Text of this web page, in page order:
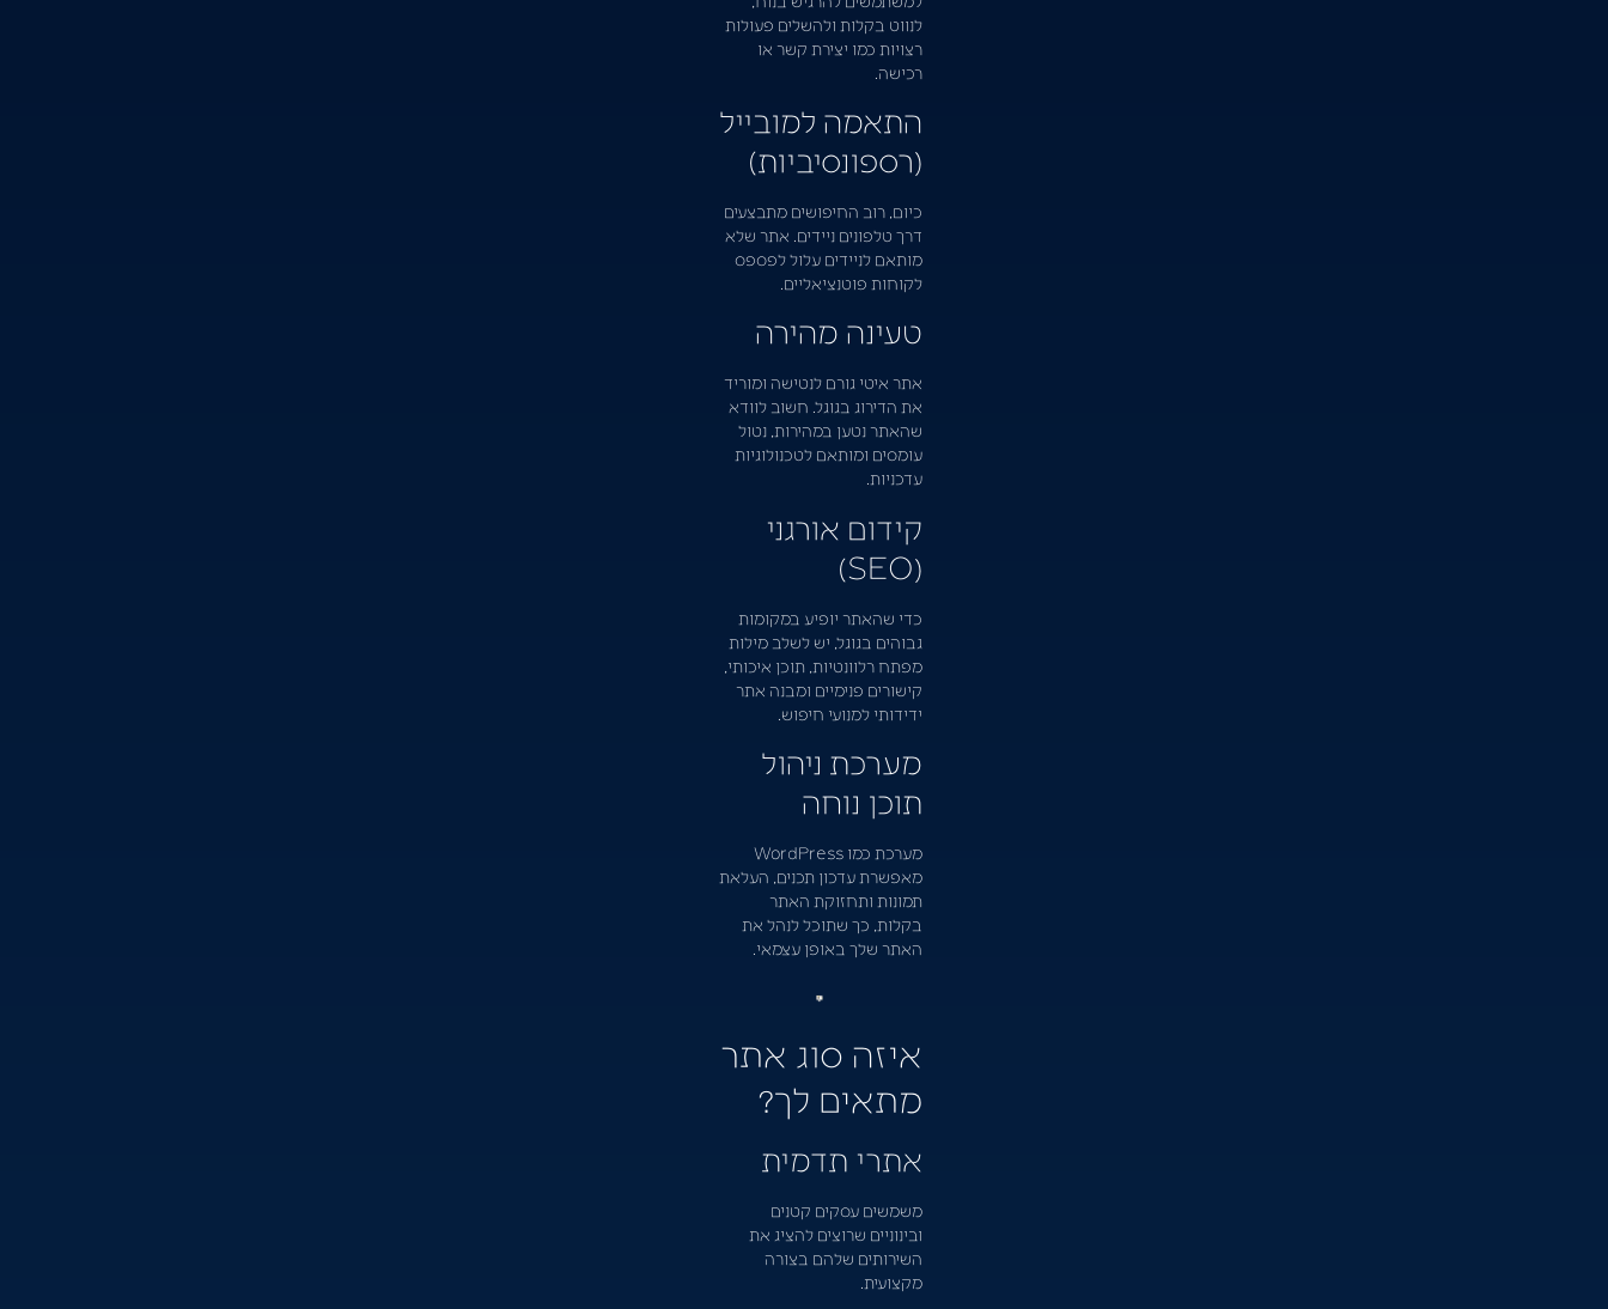
לנווט בקלות ולהשלים פעולות
רצויות כמו יצירת קשר או
רכישה.
התאמה למובייל
(רספונסיביות)
כיום, רוב החיפושים מתבצעים
דרך טלפונים ניידים. אתר שלא
מותאם לניידים עלול לפספס
לקוחות פוטנציאליים.
טעינה מהירה
אתר איטי גורם לנטישה ומוריד
את הדירוג בגוגל. חשוב לוודא
שהאתר נטען במהירות, נטול
עומסים ומותאם לטכנולוגיות
עדכניות.
קידום אורגני
(SEO)
כדי שהאתר יופיע במקומות
גבוהים בגוגל, יש לשלב מילות
מפתח רלוונטיות, תוכן איכותי,
קישורים פנימיים ומבנה אתר
ידידותי למנועי חיפוש.
מערכת ניהול
תוכן נוחה
מערכת כמו WordPress
מאפשרת עדכון תכנים, העלאת
תמונות ותחזוקת האתר
בקלות, כך שתוכל לנהל את
האתר שלך באופן עצמאי.
איזה סוג אתר
מתאים לך?
אתרי תדמית
משמשים עסקים קטנים
ובינוניים שרוצים להציג את
השירותים שלהם בצורה
מקצועית.